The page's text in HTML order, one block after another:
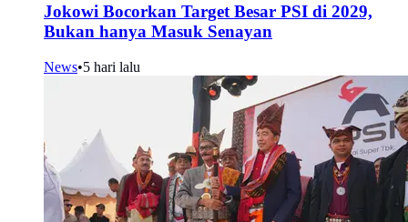
Jokowi Bocorkan Target Besar PSI di 2029,
Bukan hanya Masuk Senayan
News•5 hari lalu